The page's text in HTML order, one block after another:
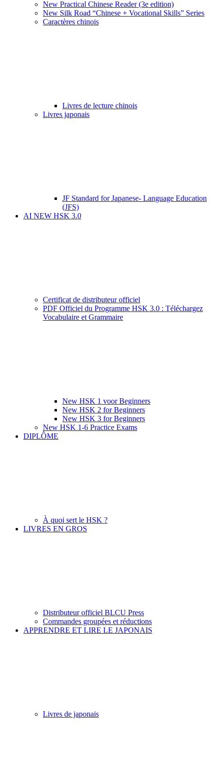
New Practical Chinese Reader (3e edition)
New Silk Road “Chinese + Vocational Skills” Series
Caractères chinois
Livres de lecture chinois
Livres japonais
JF Standard for Japanese- Language Education
(JFS)
AI NEW HSK 3.0
Certificat de distributeur officiel
PDF Officiel du Programme HSK 3.0 : Téléchargez
Vocabulaire et Grammaire
New HSK 1 voor Beginners
New HSK 2 for Beginners
New HSK 3 for Beginners
New HSK 1-6 Practice Exams
DIPLÔME
À quoi sert le HSK ?
LIVRES EN GROS
Distributeur officiel BLCU Press
Commandes groupées et réductions
APPRENDRE ET LIRE LE JAPONAIS
Livres de japonais